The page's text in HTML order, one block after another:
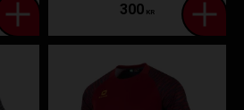
300 KR